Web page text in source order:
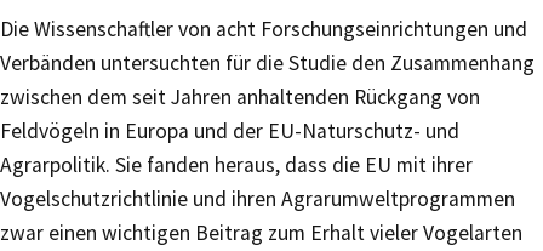
Die Wissenschaftler von acht Forschungseinrichtungen und
Verbänden untersuchten für die Studie den Zusammenhang
zwischen dem seit Jahren anhaltenden Rückgang von
Feldvögeln in Europa und der EU-Naturschutz- und
Agrarpolitik. Sie fanden heraus, dass die EU mit ihrer
Vogelschutzrichtlinie und ihren Agrarumweltprogrammen
zwar einen wichtigen Beitrag zum Erhalt vieler Vogelarten